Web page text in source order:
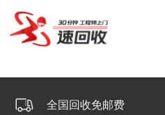
全国回收免邮费